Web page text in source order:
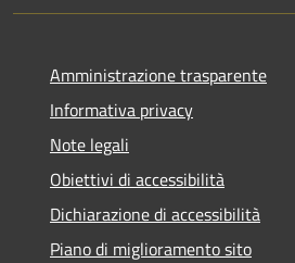
Amministrazione trasparente
Informativa privacy
Note legali
Obiettivi di accessibilità
Dichiarazione di accessibilità
Piano di miglioramento sito